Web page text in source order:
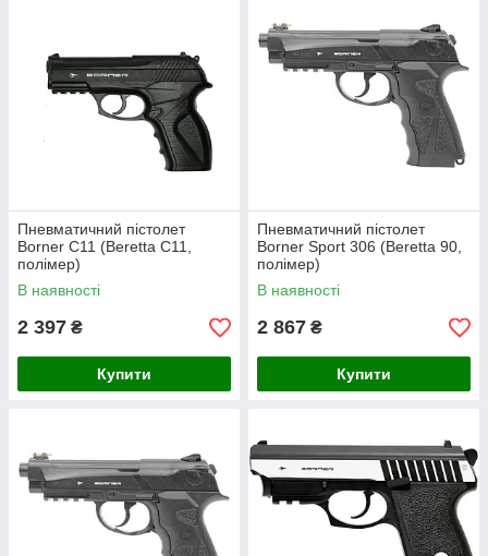
Пневматичний пістолет
Borner C11 (Beretta C11,
полімер)
В наявності
2 397 ₴
Купити
Пневматичний пістолет
Borner Sport 306 (Beretta 90,
полімер)
В наявності
2 867 ₴
Купити